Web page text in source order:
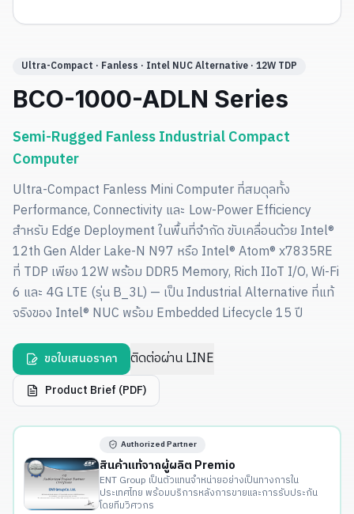
Ultra-Compact · Fanless · Intel NUC Alternative · 12W TDP
BCO-1000-ADLN Series
Semi-Rugged Fanless Industrial Compact
Computer
Ultra-Compact Fanless Mini Computer ที่สมดุลทั้ง
Performance, Connectivity และ Low-Power Efficiency
สำหรับ Edge Deployment ในพื้นที่จำกัด ขับเคลื่อนด้วย Intel®
12th Gen Alder Lake-N N97 หรือ Intel® Atom® x7835RE
ที่ TDP เพียง 12W พร้อม DDR5 Memory, Rich IIoT I/O, Wi-Fi
6 และ 4G LTE (รุ่น B_3L) — เป็น Industrial Alternative ที่แท้
จริงของ Intel® NUC พร้อม Embedded Lifecycle 15 ปี
ขอใบเสนอราคา ติดต่อผ่าน LINE
Product Brief (PDF)
Authorized Partner
สินค้าแท้จากผู้ผลิต Premio
ENT Group เป็นตัวแทนจำหน่ายอย่างเป็นทางการใน
ประเทศไทย พร้อมบริการหลังการขายและการรับประกัน
โดยทีมวิศวกร